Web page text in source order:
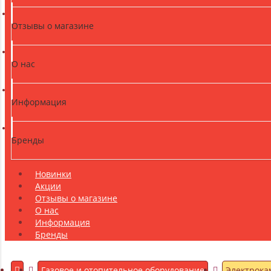
Отзывы о магазине
О нас
Информация
Бренды
Новинки
Акции
Отзывы о магазине
О нас
Информация
Бренды